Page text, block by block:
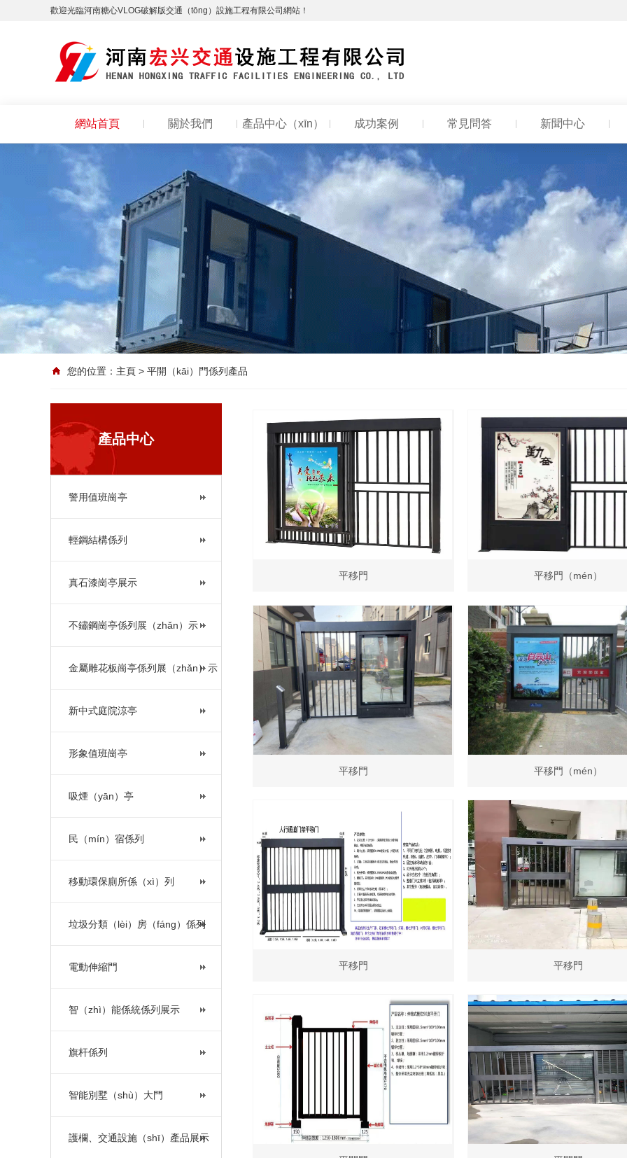
歡迎光臨河南糖心VLOG破解版交通（tōng）設施工程有限公司網站！
網站首頁 關於我們 產品中心（xīn） 成功案例 常見問答 新聞中心
您的位置： 主頁 > 平開（kāi）門係列產品
產品中心
警用值班崗亭
輕鋼結構係列
真石漆崗亭展示
不鏽鋼崗亭係列展（zhǎn）示
金屬雕花板崗亭係列展（zhǎn）示
新中式庭院涼亭
形象值班崗亭
吸煙（yān）亭
民（mín）宿係列
移動環保廁所係（xì）列
垃圾分類（lèi）房（fáng）係列
電動伸縮門
智（zhì）能係統係列展示
旗杆係列
智能別墅（shù）大門
護欄、交通設施（shī）產品展示
平移門 平移門（mén）
平移門 平移門（mén）
平移門 平移門